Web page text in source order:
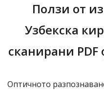
Ползи от
Узбекска
сканирани PDF
Оптичното